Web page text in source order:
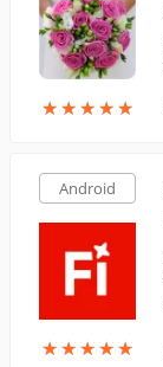
★★★★★
★★★★★
Android
★★★★★
★★★★★